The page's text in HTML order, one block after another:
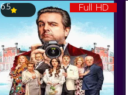
Full HD
6.5